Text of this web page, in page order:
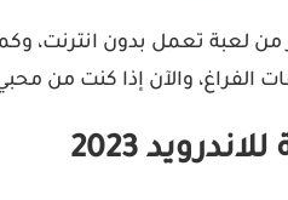
من لعبة تعمل بدون انترنت،
الفراغ، والآن إذا كنت من
2023